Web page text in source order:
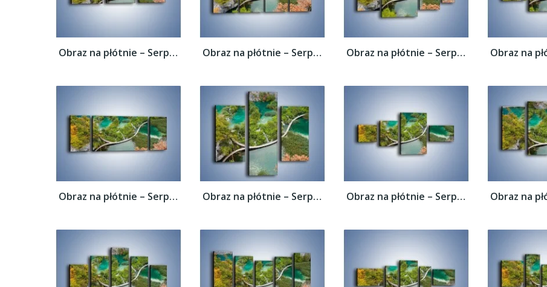
Obraz na płótnie – Serpentyna na wodzie –... Obraz na płótnie – Serpentyna na wodzie –... Obraz na płótnie – Serpentyna na wodzie –...
Obraz na płótnie – Serpentyna na wodzie –... Obraz na płótnie – Serpentyna na wodzie –... Obraz na płótnie – Serpentyna na wodzie –...